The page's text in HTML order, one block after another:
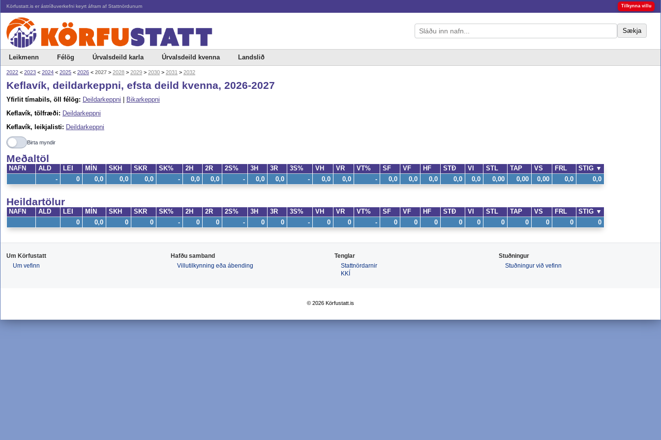
Körfustatt.is er ástríðuverkefni keyrt áfram af Stattnördunum Tilkynna villu
Sækja
Leikmenn Félög Úrvalsdeild karla Úrvalsdeild kvenna Landslið
2022 < 2023 < 2024 < 2025 < 2026 < 2027 > 2028 > 2029 > 2030 > 2031 > 2032
Keflavík, deildarkeppni, efsta deild kvenna, 2026-2027
Yfirlit tímabils, öll félög: Deildarkeppni
Bikarkeppni
Keflavík, tölfræði: Deildarkeppni
Keflavík, leikjalisti: Deildarkeppni
Birta myndir
Heildartölur
NAFN ALD LEI MÍN SKH SKR SK% 2H 2R 2S% 3H 3R 3S% VH VR VT% SF VF HF STÐ VI STL TAP VS FRL STIG ▼
0 0,0 0 0 - 0 0 - 0 0 - 0 0 - 0 0 0 0 0 0 0 0 0 0
Meðaltöl
NAFN ALD LEI MÍN SKH SKR SK% 2H 2R 2S% 3H 3R 3S% VH VR VT% SF VF HF STÐ VI STL TAP VS FRL STIG ▼
- 0 0,0 0,0 0,0 - 0,0 0,0 - 0,0 0,0 - 0,0 0,0 - 0,0 0,0 0,0 0,0 0,0 0,00 0,00 0,00 0,0 0,0
Um Körfustatt
Um vefinn
Hafðu samband
Villutilkynning eða ábending
Tenglar
Stattnördarnir
KKÍ
Stuðningur
Stuðningur við vefinn
© 2026 Körfustatt.is